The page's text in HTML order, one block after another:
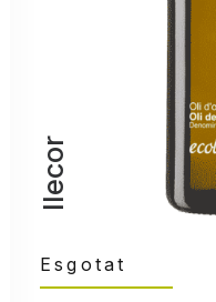
llecor
Esgotat